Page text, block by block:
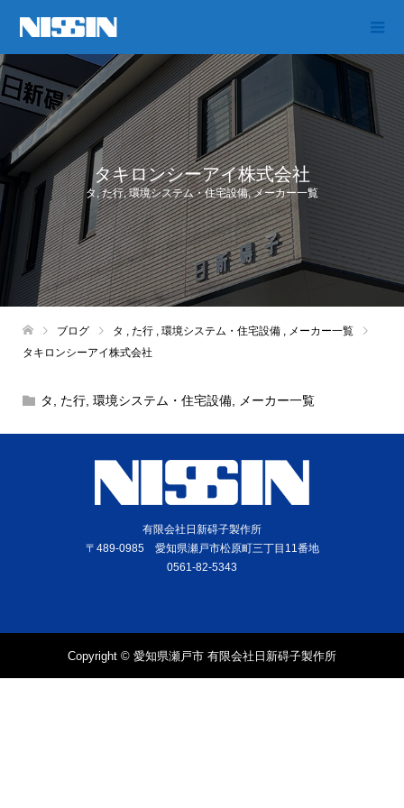
タキロンシーアイ株式会社
タ ,た行,環境システム・住宅設備,メーカー一覧
ブログ タ た行 環境システム・住宅設備
メーカー一覧
タキロンシーアイ株式会社
タ た行, 環境システム・住宅設備, メーカー一覧
有限会社日新碍子製作所
〒489-0985 愛知県瀬戸市松原町三丁目11番地
0561-82-5343
Copyright © 愛知県瀬戸市 有限会社日新碍子製作所